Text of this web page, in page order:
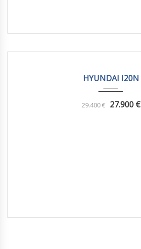
HYUNDAI I20N
29.400€ 27.900€